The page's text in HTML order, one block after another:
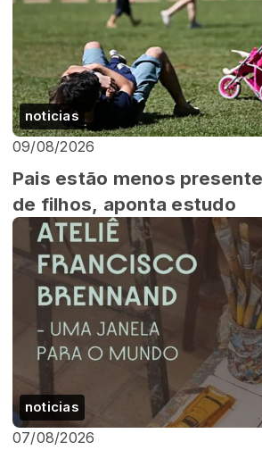
noticias
09/08/2026
Pais estão menos
de filhos, aponta estudo
noticias
07/08/2026